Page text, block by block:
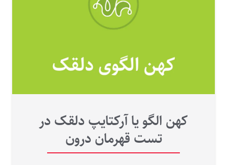
کهن الگو یا آرکتایپ دلقک در
تست قهرمان درون